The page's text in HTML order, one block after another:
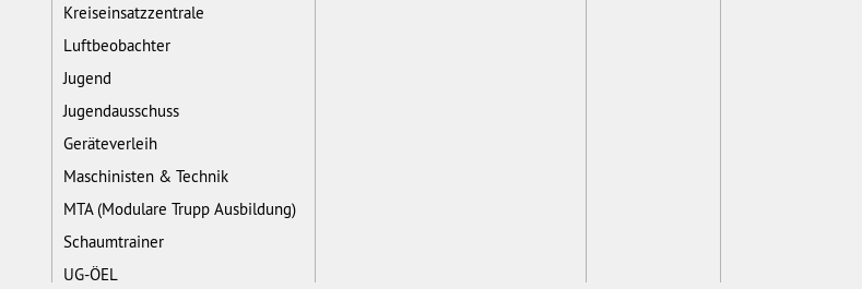
Kreiseinsatzzentrale
Luftbeobachter
Jugend
Jugendausschuss
Geräteverleih
Maschinisten & Technik
MTA (Modulare Trupp Ausbildung)
Schaumtrainer
UG-ÖEL